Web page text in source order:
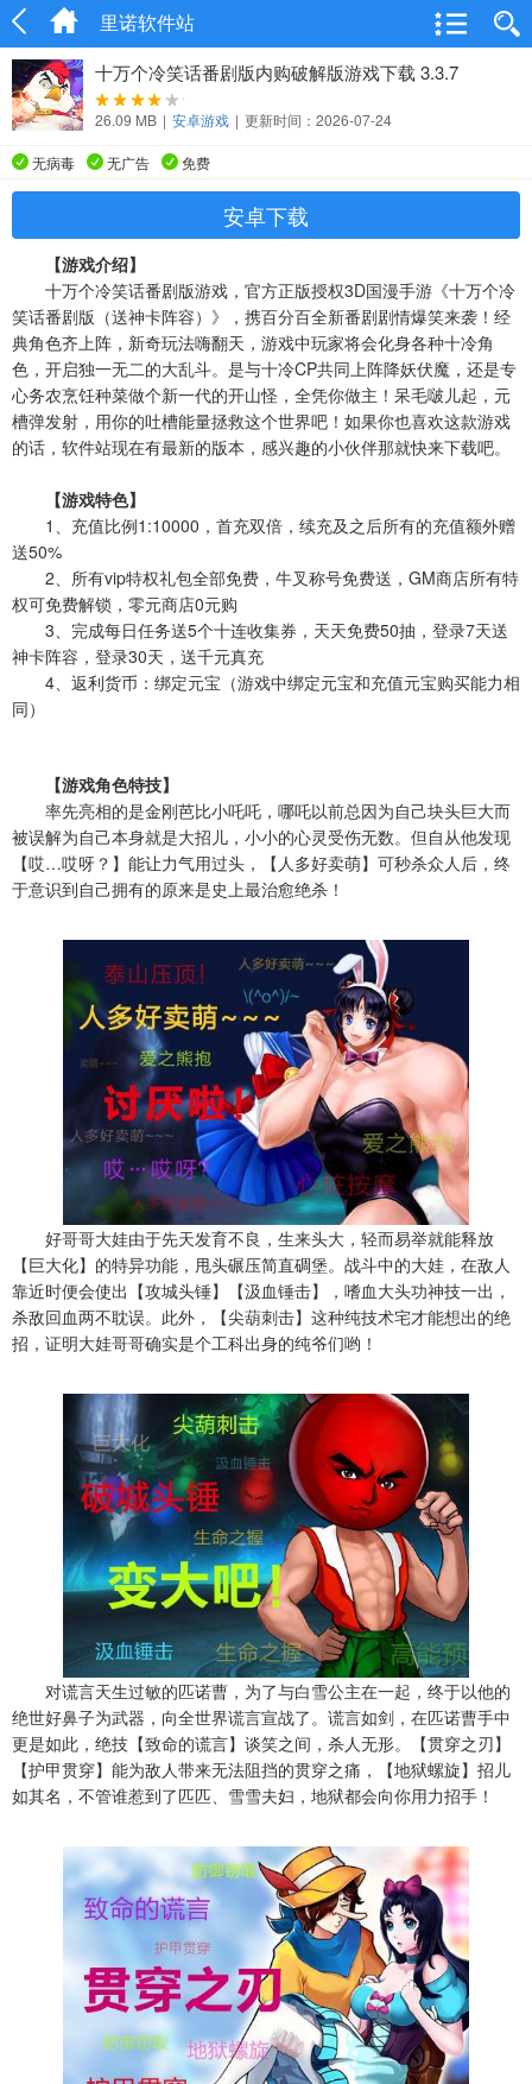
里诺软件站
十万个冷笑话番剧版内购破解版游戏下载 3.3.7
26.09 MB | 安卓游戏 | 更新时间：2026-07-24
无病毒 无广告 免费
安卓下载
【游戏介绍】
十万个冷笑话番剧版游戏，官方正版授权3D国漫手游《十万个冷
笑话番剧版（送神卡阵容）》，携百分百全新番剧剧情爆笑来袭！经
典角色齐上阵，新奇玩法嗨翻天，游戏中玩家将会化身各种十冷角
色，开启独一无二的大乱斗。是与十冷CP共同上阵降妖伏魔，还是专
心务农烹饪种菜做个新一代的开山怪，全凭你做主！呆毛啵儿起，元
槽弹发射，用你的吐槽能量拯救这个世界吧！如果你也喜欢这款游戏
的话，软件站现在有最新的版本，感兴趣的小伙伴那就快来下载吧。
【游戏特色】
1、充值比例1:10000，首充双倍，续充及之后所有的充值额外赠
送50%
2、所有vip特权礼包全部免费，牛叉称号免费送，GM商店所有特
权可免费解锁，零元商店0元购
3、完成每日任务送5个十连收集券，天天免费50抽，登录7天送
神卡阵容，登录30天，送千元真充
4、返利货币：绑定元宝（游戏中绑定元宝和充值元宝购买能力相
同）
【游戏角色特技】
率先亮相的是金刚芭比小吒吒，哪吒以前总因为自己块头巨大而
被误解为自己本身就是大招儿，小小的心灵受伤无数。但自从他发现
【哎…哎呀？】能让力气用过头，【人多好卖萌】可秒杀众人后，终
于意识到自己拥有的原来是史上最治愈绝杀！
好哥哥大娃由于先天发育不良，生来头大，轻而易举就能释放
【巨大化】的特异功能，甩头碾压简直碉堡。战斗中的大娃，在敌人
靠近时便会使出【攻城头锤】【汲血锤击】，嗜血大头功神技一出，
杀敌回血两不耽误。此外，【尖葫刺击】这种纯技术宅才能想出的绝
招，证明大娃哥哥确实是个工科出身的纯爷们哟！
对谎言天生过敏的匹诺曹，为了与白雪公主在一起，终于以他的
绝世好鼻子为武器，向全世界谎言宣战了。谎言如剑，在匹诺曹手中
更是如此，绝技【致命的谎言】谈笑之间，杀人无形。【贯穿之刃】
【护甲贯穿】能为敌人带来无法阻挡的贯穿之痛，【地狱螺旋】招儿
如其名，不管谁惹到了匹匹、雪雪夫妇，地狱都会向你用力招手！